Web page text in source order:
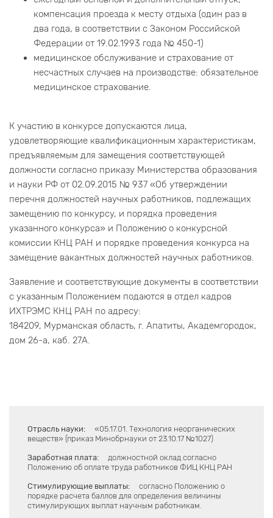
компенсация проезда к месту отдыха (один раз в
два года, в соответствии с Законом Российской
Федерации от 19.02.1993 года № 450-1)
медицинское обслуживание и страхование от
несчастных случаев на производстве: обязательное
медицинское страхование.
К участию в конкурсе допускаются лица,
удовлетворяющие квалификационным характеристикам,
предъявляемым для замещения соответствующей
должности согласно приказу Министерства образования
и науки РФ от 02.09.2015 № 937 «Об утверждении
перечня должностей научных работников, подлежащих
замещению по конкурсу, и порядка проведения
указанного конкурса» и Положению о конкурсной
комиссии КНЦ РАН и порядке проведения конкурса на
замещение вакантных должностей научных работников.
Заявление и соответствующие документы в соответствии
с указанным Положением подаются в отдел кадров
ИХТРЭМС КНЦ РАН по адресу:
184209, Мурманская область, г. Апатиты, Академгородок,
дом 26-а, каб. 27А.
Отрасль науки:
«05.17.01. Технология неорганических
веществ» (приказ Минобрнауки от 23.10.17 №1027)
Заработная плата:
должностной оклад согласно
Положению об оплате труда работников ФИЦ КНЦ РАН
Стимулирующие выплаты:
согласно Положению о
порядке расчета баллов для определения величины
стимулирующих выплат научным работникам.